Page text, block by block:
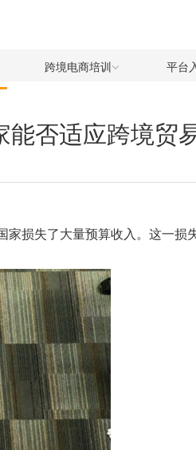
跨境电商培训 平台
否适应跨境贸
损失了大量预算收入。这一损